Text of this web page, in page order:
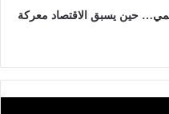
حين يسبق الاقتصاد معركة